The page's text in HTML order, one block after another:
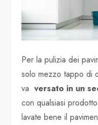
Per la pulizia dei
solo mezzo tappo di
vaversato in un
con qualsiasi
lavate bene il